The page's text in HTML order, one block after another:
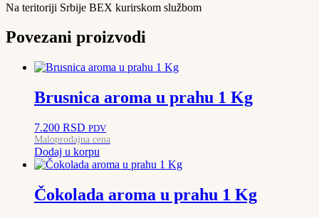
Na teritoriji Srbije BEX kurirskom službom
Povezani proizvodi
Brusnica aroma u prahu 1 Kg
7.200 RSD PDV
Maloprodajna cena
Dodaj u korpu
Čokolada aroma u prahu 1 Kg